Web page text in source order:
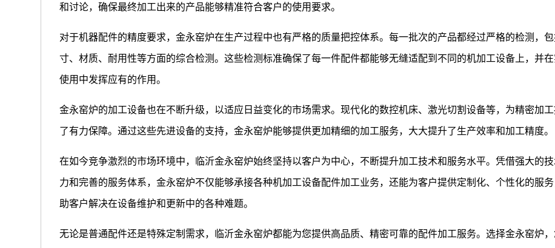
和讨论，确保最终加工出来的产品能够精准符合客户的使用要求。
对于机器配件的精度要求，金永窑炉在生产过程中也有严格的质量把控体系。每一批次的产品都经过严格的检测，包
寸、材质、耐用性等方面的综合检测。这些检测标准确保了每一件配件都能够无缝适配到不同的机加工设备上，并
使用中发挥应有的作用。
金永窑炉的加工设备也在不断升级，以适应日益变化的市场需求。现代化的数控机床、激光切割设备等，为精密加
了有力保障。通过这些先进设备的支持，金永窑炉能够提供更加精细的加工服务，大大提升了生产效率和加工精度。
在如今竞争激烈的市场环境中，临沂金永窑炉始终坚持以客户为中心，不断提升加工技术和服务水平。凭借强大的
力和完善的服务体系，金永窑炉不仅能够承接各种机加工设备配件加工业务，还能为客户提供定制化、个性化的服
助客户解决在设备维护和更新中的各种难题。
无论是普通配件还是特殊定制需求，临沂金永窑炉都能为您提供高品质、精密可靠的配件加工服务。选择金永窑炉